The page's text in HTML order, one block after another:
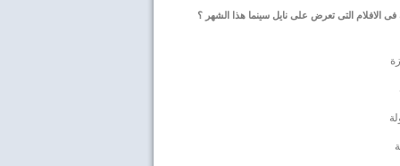
فى الافلام التى تعرض على نايل سينما هذا الشهر ؟